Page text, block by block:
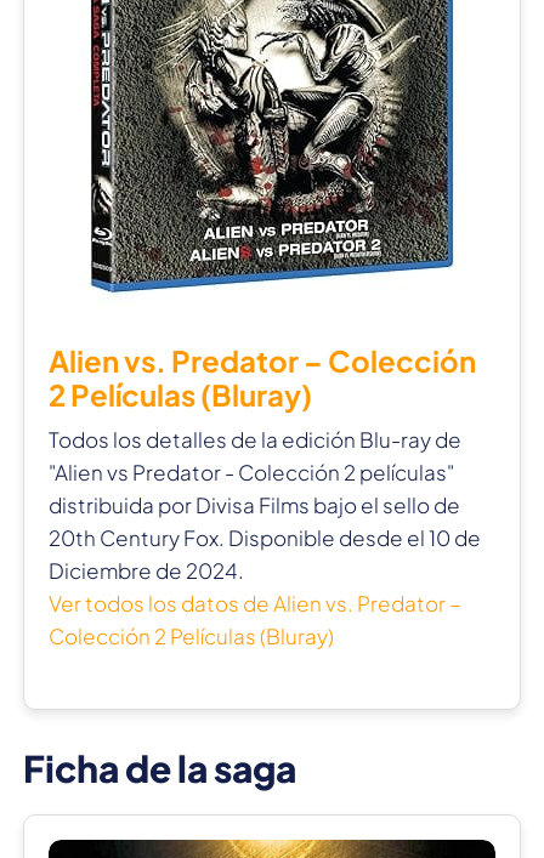
Alien vs. Predator – Colección
2 Películas (Bluray)
Todos los detalles de la edición Blu-ray de
"Alien vs Predator - Colección 2 películas"
distribuida por Divisa Films bajo el sello de
20th Century Fox. Disponible desde el 10 de
Diciembre de 2024.
Ver todos los datos de Alien vs. Predator –
Colección 2 Películas (Bluray)
Ficha de la saga